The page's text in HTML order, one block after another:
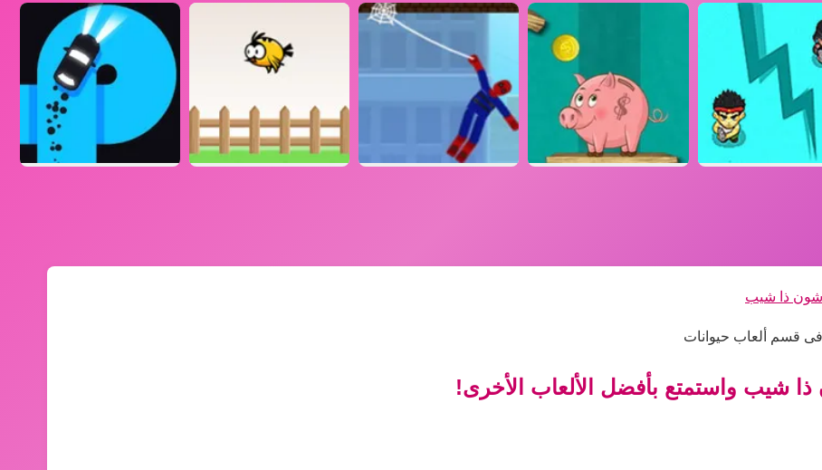
ذا شيب
قسم ألعاب حيوانات
شيب واستمتع بأفضل الألعاب الأخرى!